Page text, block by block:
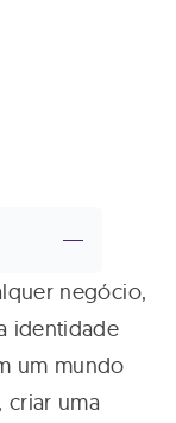
negócio,
identidade
um mundo
criar uma